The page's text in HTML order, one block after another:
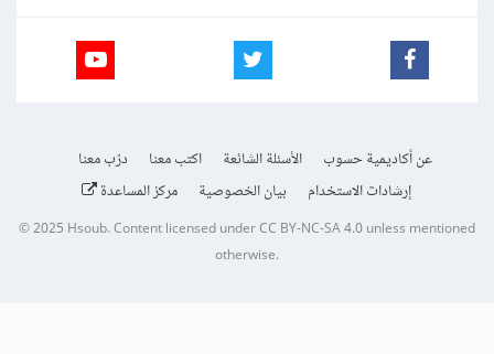
عن أكاديمية حسوب الأسئلة الشائعة اكتب معنا
درّب معنا
إرشادات الاستخدام
بيان الخصوصية مركز المساعدة
© 2025 Hsoub.Content licensed underCC BY-NC-SA 4.0unless mentioned
otherwise.